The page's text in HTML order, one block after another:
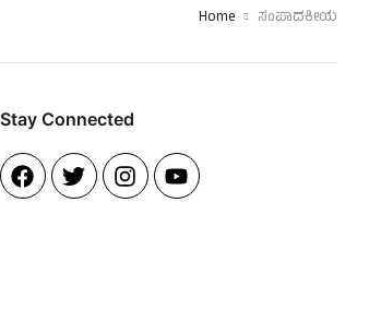
Home ಸಂಪಾದಕೀಯ
Stay Connected​